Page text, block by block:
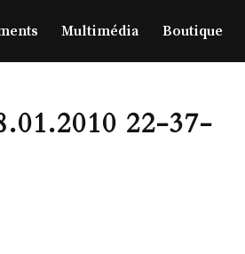
Multimédia Boutique
22-37-